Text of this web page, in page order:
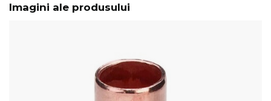
Imagini ale produsului